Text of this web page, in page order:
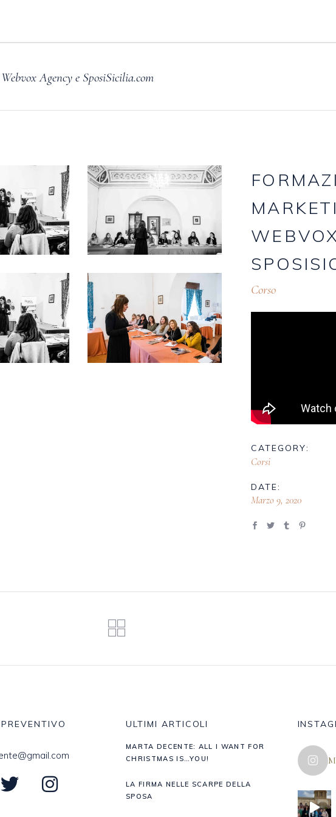
Agency e SposiSicilia.com
Corso
CATEGORY:
Corsi
DATE:
Marzo 9, 2020
ULTIMI ARTICOLI
MARTA DECENTE: ALL I WANT FOR
CHRISTMAS IS…YOU!
LA FIRMA NELLE SCARPE DELLA
SPOSA